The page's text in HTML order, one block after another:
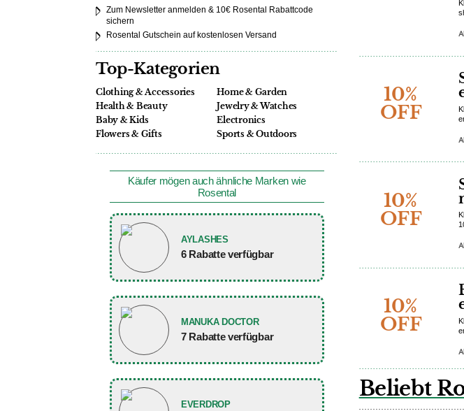
Zum Newsletter anmelden & 10€ Rosental Rabattcode
sichern
Rosental Gutschein auf kostenlosen Versand
Top-Kategorien
Clothing & Accessories
Home & Garden
Health & Beauty
Jewelry & Watches
Baby & Kids
Electronics
Flowers & Gifts
Sports & Outdoors
Käufer mögen auch ähnliche Marken wie
Rosental
AYLASHES
6 Rabatte verfügbar
MANUKA DOCTOR
7 Rabatte verfügbar
EVERDROP
10%
OFF
10%
OFF
10%
OFF
Beliebt